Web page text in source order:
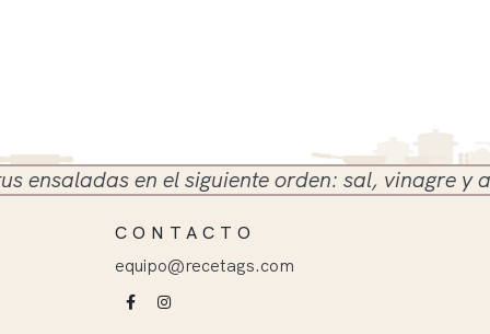
en el siguiente orden: sal, vinagre y aceite
CONTACTO
equipo@recetags.com